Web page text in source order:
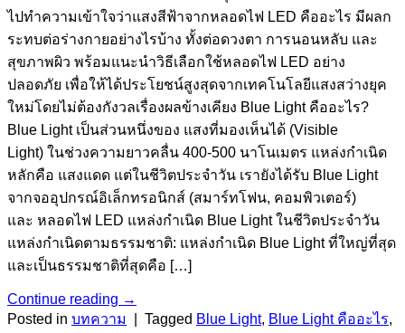
ไปทำความเข้าใจว่าแสงสีฟ้าจากหลอดไฟ LED คืออะไร มีผลก
ระทบต่อร่างกายอย่างไรบ้าง ทั้งต่อดวงตา การนอนหลับ และ
สุขภาพผิว พร้อมแนะนำวิธีเลือกใช้หลอดไฟ LED อย่าง
ปลอดภัย เพื่อให้ได้ประโยชน์สูงสุดจากเทคโนโลยีแสงสว่างยุค
ใหม่โดยไม่ต้องกังวลเรื่องผลข้างเคียง Blue Light คืออะไร?
Blue Light เป็นส่วนหนึ่งของ แสงที่มองเห็นได้ (Visible
Light) ในช่วงความยาวคลื่น 400-500 นาโนเมตร แหล่งกำเนิด
หลักคือ แสงแดด แต่ในชีวิตประจำวัน เรายังได้รับ Blue Light
จากจออุปกรณ์อิเล็กทรอนิกส์ (สมาร์ทโฟน, คอมพิวเตอร์)
และ หลอดไฟ LED แหล่งกำเนิด Blue Light ในชีวิตประจำวัน
แหล่งกำเนิดตามธรรมชาติ: แหล่งกำเนิด Blue Light ที่ใหญ่ที่สุด
และเป็นธรรมชาติที่สุดคือ […]
Continue reading →
Posted in บทความ Tagged Blue Light, Blue Light คืออะไร,